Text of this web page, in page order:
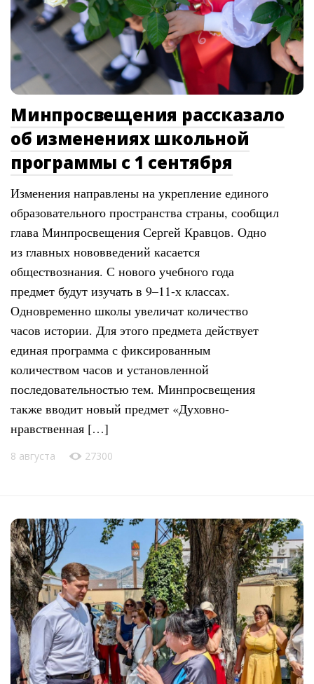
Минпросвещения рассказало
об изменениях школьной
программы с 1 сентября
Изменения направлены на укрепление единого
образовательного пространства страны, сообщил
глава Минпросвещения Сергей Кравцов. Одно
из главных нововведений касается
обществознания. С нового учебного года
предмет будут изучать в 9–11-х классах.
Одновременно школы увеличат количество
часов истории. Для этого предмета действует
единая программа с фиксированным
количеством часов и установленной
последовательностью тем. Минпросвещения
также вводит новый предмет «Духовно-
нравственная […]
8 августа 27300